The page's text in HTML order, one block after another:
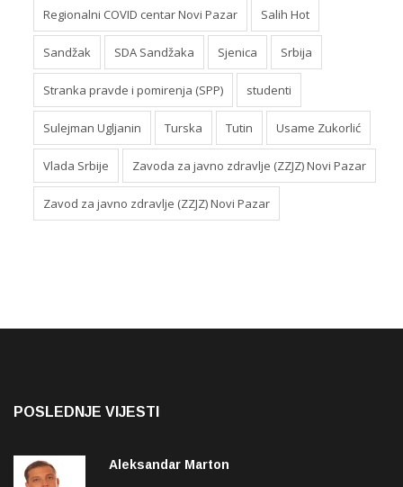
Regionalni COVID centar Novi Pazar Salih Hot
Sandžak SDA Sandžaka Sjenica Srbija
Stranka pravde i pomirenja (SPP) studenti
Sulejman Ugljanin Turska Tutin Usame Zukorlić
Vlada Srbije Zavoda za javno zdravlje (ZZJZ) Novi Pazar
Zavod za javno zdravlje (ZZJZ) Novi Pazar
POSLEDNJE VIJESTI
Aleksandar Marton